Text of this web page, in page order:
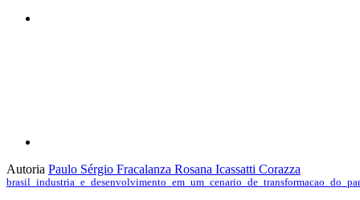
Autoria Paulo Sérgio Fracalanza Rosana Icassatti Corazza